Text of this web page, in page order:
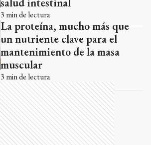
3 min de lectura
La proteína, mucho más que
un nutriente clave para el
mantenimiento de la masa
muscular
3 min de lectura